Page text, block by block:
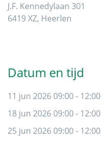
J.F. Kennedylaan 301
6419 XZ, Heerlen
Datum en tijd
11 jun 2026 09:00 - 12:00
18 jun 2026 09:00 - 12:00
25 jun 2026 09:00 - 12:00